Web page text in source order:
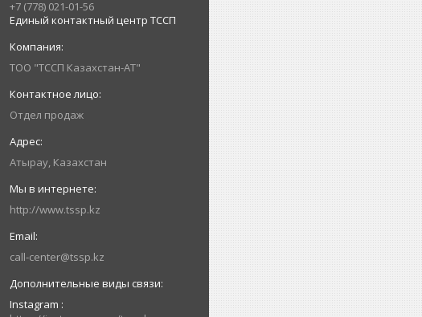
+7 (778) 021-01-56
Единый контактный центр ТССП
ТОО "ТССП Казахстан-АТ"
Отдел продаж
Атырау, Казахстан
http://www.tssp.kz
call-center@tssp.kz
Instagram